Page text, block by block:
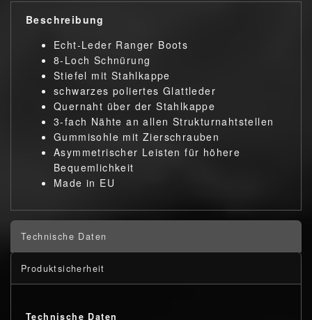
Beschreibung
Echt-Leder Ranger Boots
8-Loch Schnürung
Stiefel mit Stahlkappe
schwarzes poliertes Glattleder
Quernaht über der Stahlkappe
3-fach Nähte an allen Strukturnahtstellen
Gummisohle mit Zierschrauben
Asymmetrischer Leisten für höhere
Bequemlichkeit
Made in EU
Technische Daten
Produktsicherheit
Technische Daten